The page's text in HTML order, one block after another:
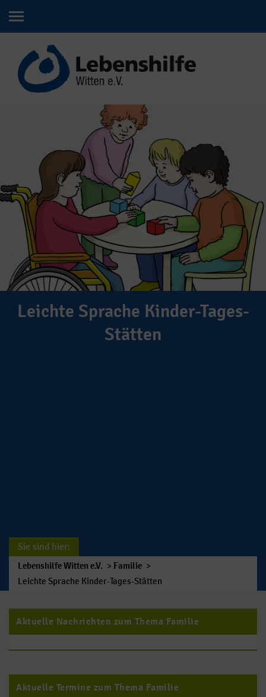
Leichte Sprache Kinder-Tages-
Stätten
Sie sind hier:
Lebenshilfe Witten e.V. > Familie >
Leichte Sprache Kinder-Tages-Stätten
Aktuelle Nachrichten zum Thema Familie
Aktuelle Termine zum Thema Familie